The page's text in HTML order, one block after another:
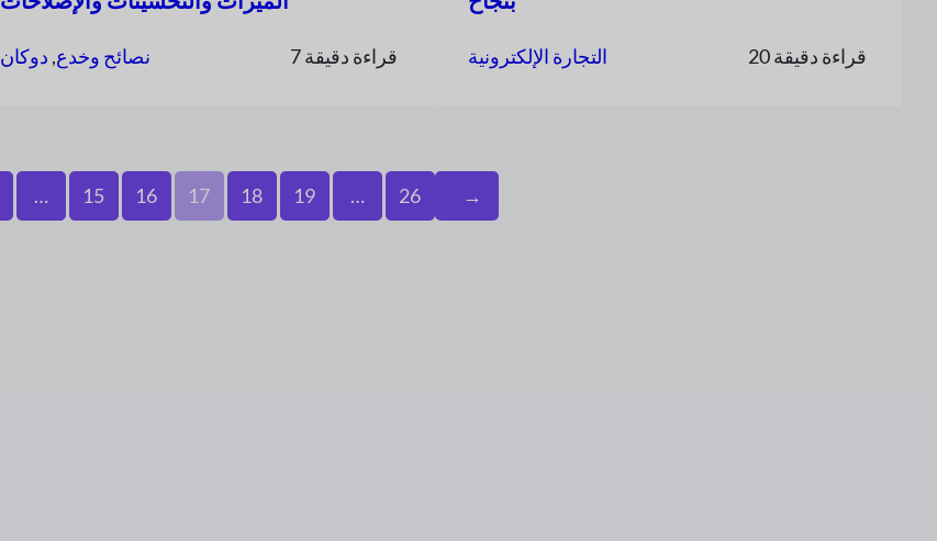
نصائح وخدع, دوكان 7 قراءة دقيقة التجارة الإلكترونية 20 قراءة دقيقة
… 15 16 17 18 19 … 26 →